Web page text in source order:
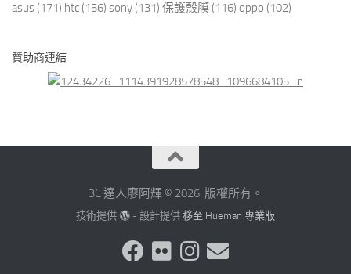
asus (171) htc (156) sony (131) 保護殼膜 (116) oppo (102)
贊助商連結
3C 達人廖阿輝 © 2026. 版權所有。
技術提供 - 設計提供 移至 Hueman 專業版